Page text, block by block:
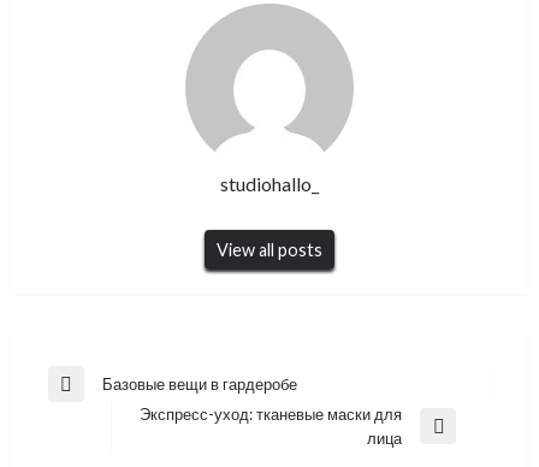
studiohallo_
View all posts
Навигация
Previous
Базовые вещи в гардеробе
Экспресс-уход: тканевые маски для
лица